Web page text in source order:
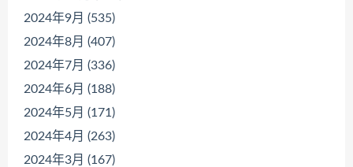
2024年9月 (535)
2024年8月 (407)
2024年7月 (336)
2024年6月 (188)
2024年5月 (171)
2024年4月 (263)
2024年3月 (167)